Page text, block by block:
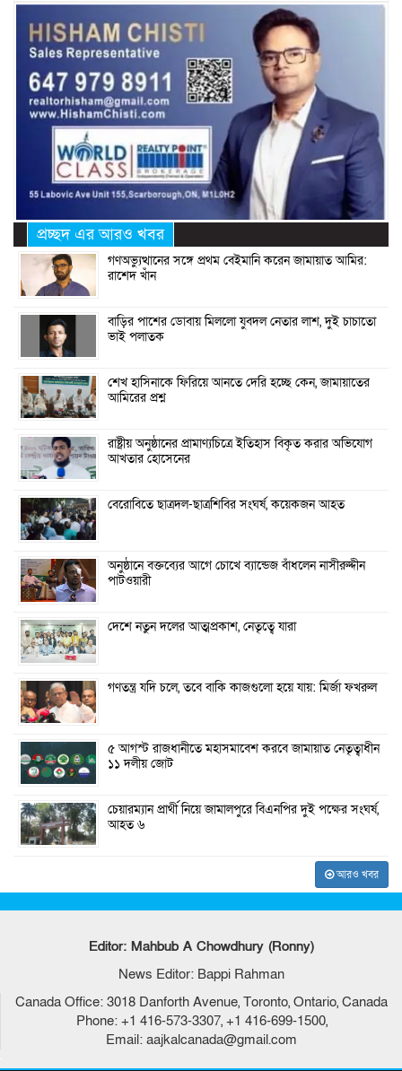
প্রচ্ছদ এর আরও খবর
গণঅভ্যুত্থানের সঙ্গে প্রথম বেইমানি করেন জামায়াত আমির:
রাশেদ খাঁন
বাড়ির পাশের ডোবায় মিললো যুবদল নেতার লাশ, দুই চাচাতো
ভাই পলাতক
শেখ হাসিনাকে ফিরিয়ে আনতে দেরি হচ্ছে কেন, জামায়াতের
আমিরের প্রশ্ন
রাষ্ট্রীয় অনুষ্ঠানের প্রামাণ্যচিত্রে ইতিহাস বিকৃত করার অভিযোগ
আখতার হোসেনের
বেরোবিতে ছাত্রদল-ছাত্রশিবির সংঘর্ষ, কয়েকজন আহত
অনুষ্ঠানে বক্তব্যের আগে চোখে ব্যান্ডেজ বাঁধলেন নাসীরুদ্দীন
পাটওয়ারী
দেশে নতুন দলের আত্মপ্রকাশ, নেতৃত্বে যারা
গণতন্ত্র যদি চলে, তবে বাকি কাজগুলো হয়ে যায়: মির্জা ফখরুল
৫ আগস্ট রাজধানীতে মহাসমাবেশ করবে জামায়াত নেতৃত্বাধীন
১১ দলীয় জোট
চেয়ারম্যান প্রার্থী নিয়ে জামালপুরে বিএনপির দুই পক্ষের সংঘর্ষ,
আহত ৬
আরও খবর
Editor: Mahbub A Chowdhury (Ronny)
News Editor: Bappi Rahman
Canada Office: 3018 Danforth Avenue, Toronto, Ontario, Canada
Phone: +1 416-573-3307, +1 416-699-1500,
Email: aajkalcanada@gmail.com